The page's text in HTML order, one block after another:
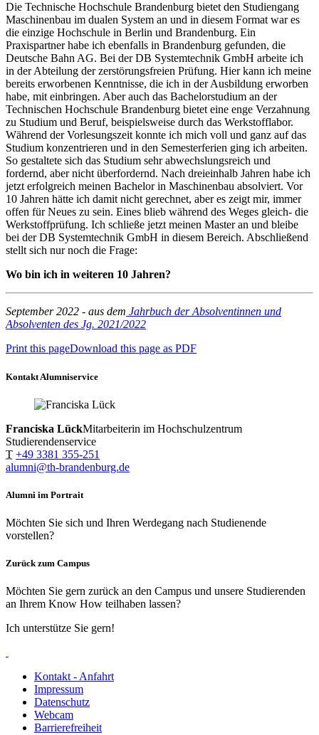
Die Technische Hochschule Brandenburg bietet den Studiengang
Maschinenbau im dualen System an und in diesem Format war es
die einzige Hochschule in Berlin und Brandenburg. Ein
Praxispartner habe ich ebenfalls in Brandenburg gefunden, die
Deutsche Bahn AG. Bei der DB Systemtechnik GmbH arbeite ich
in der Abteilung der zerstörungsfreien Prüfung. Hier kann ich meine
bereits erworbenen Kenntnisse, die ich in der Ausbildung erworben
habe, mit einbringen. Aber auch das Bachelorstudium an der
Technischen Hochschule Brandenburg bietet eine enge Verzahnung
zu Studium und Beruf, beispielsweise durch das Werkstofflabor.
Während der Vorlesungszeit konnte ich mich voll und ganz auf das
Studium konzentrieren und in den Semesterferien ging ich arbeiten.
So gestaltete sich das Studium sehr abwechslungsreich und
fordernd, aber nicht überfordernd. Nach dreieinhalb Jahren habe ich
jetzt erfolgreich meinen Bachelor in Maschinenbau absolviert. Vor
10 Jahren hätte ich damit nicht gerechnet, aber es zeigt mir, immer
offen für Neues zu sein. Eines blieb während des Weges gleich- die
Werkstoffprüfung. Ich schließe jetzt meinen Master an und bleibe
bei der DB Systemtechnik GmbH in diesem Bereich. Abschließend
stellt sich nur noch die Frage:
Wo bin ich in weiteren 10 Jahren?
September 2022 - aus dem Jahrbuch der Absolventinnen und
Absolventen des Jg. 2021/2022
Print this pageDownload this page as PDF
Kontakt Alumniservice
Franciska LückMitarbeiterin im Hochschulzentrum
Studierendenservice
T +49 3381 355-251
alumni@th-brandenburg.de
Alumni im Portrait
Möchten Sie sich und Ihren Werdegang nach Studienende
vorstellen?
Zurück zum Campus
Möchten Sie gern zurück an den Campus und unsere Studierenden
an Ihrem Know How teilhaben lassen?
Ich unterstütze Sie gern!
Kontakt - Anfahrt
Impressum
Datenschutz
Webcam
Barrierefreiheit